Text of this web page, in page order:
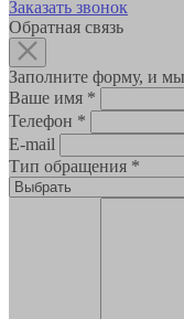
Заказать звонок
Обратная связь
Заполните форму, и
Ваше имя *
Телефон *
E-mail
Тип обращения *